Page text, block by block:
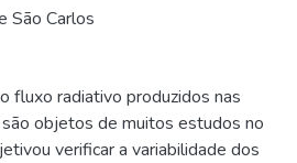
São Carlos
fluxo radiativo produzidos nas
objetos de muitos estudos no
verificar a variabilidade dos